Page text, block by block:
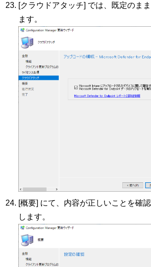
[クラウドアタッチ] では、既定のま
ます。
[概要] にて、内容が正しいことを確
します。